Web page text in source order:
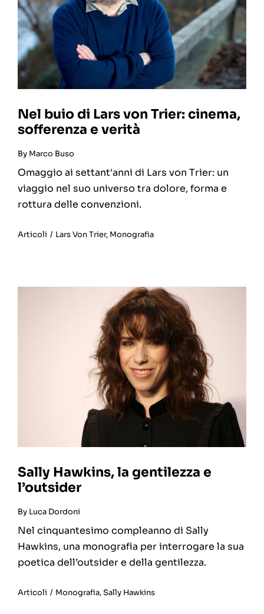
Nel buio di Lars von Trier: cinema,
sofferenza e verità
By Marco Buso
Omaggio ai settant'anni di Lars von Trier: un
viaggio nel suo universo tra dolore, forma e
rottura delle convenzioni.
Articoli / Lars Von Trier, Monografia
Sally Hawkins, la gentilezza e
l’outsider
By Luca Dordoni
Nel cinquantesimo compleanno di Sally
Hawkins, una monografia per interrogare la sua
poetica dell’outsider e della gentilezza.
Articoli / Monografia,Sally Hawkins